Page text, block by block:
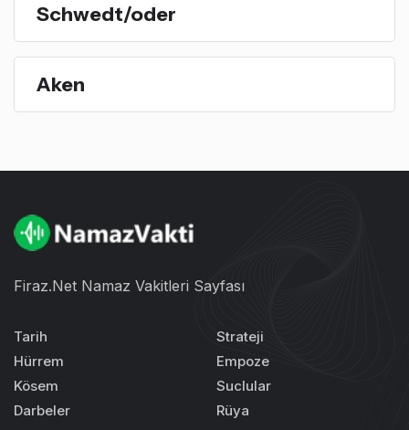
Schwedt/oder
Aken
Firaz.Net Namaz Vakitleri Sayfası
Tarih
Hürrem
Kösem
Darbeler
Strateji
Empoze
Suclular
Rüya